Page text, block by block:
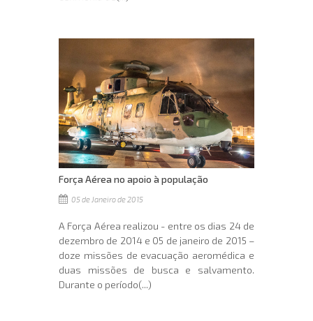
Força Aérea no apoio à população
05 de Janeiro de 2015
A Força Aérea realizou - entre os dias 24 de
dezembro de 2014 e 05 de janeiro de 2015 –
doze missões de evacuação aeromédica e
duas missões de busca e salvamento.
Durante o período(...)